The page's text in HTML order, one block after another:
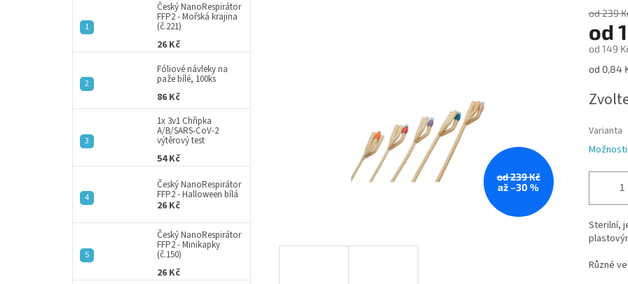
Český NanoRespirátor
FFP2 - Mořská krajina
(č.221)
26 Kč
Fóliové návleky na
paže bílé, 100ks
86 Kč
1x 3v1 Chřipka
A/B/SARS-CoV-2
výtěrový test
54 Kč
Český NanoRespirátor
FFP2 - Halloween bílá
26 Kč
Český NanoRespirátor
FFP2 - Minikapky
(č.150)
26 Kč
od 239 Kč
až –30 %
od 239
od
od 149
Měrná
od 0,84
Varianta
Sterilní,
Různé